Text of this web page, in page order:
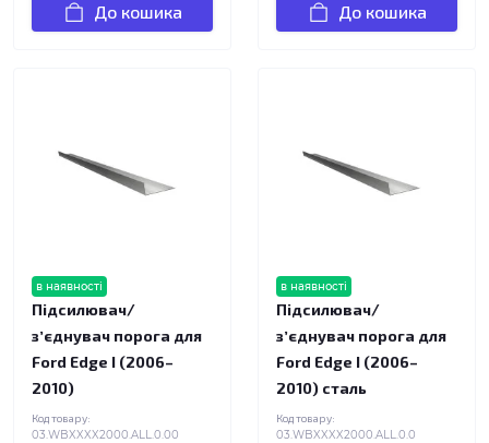
До кошика До кошика
в наявності
Підсилювач/
зʼєднувач порога для
Ford Edge I (2006–
2010)
Код товару:
03.WBXXXX2000.ALL.0.00
в наявності
Підсилювач/
зʼєднувач порога для
Ford Edge I (2006–
2010) сталь
Код товару:
03.WBXXXX2000.ALL.0.0